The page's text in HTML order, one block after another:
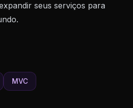
seus serviços para
MVC